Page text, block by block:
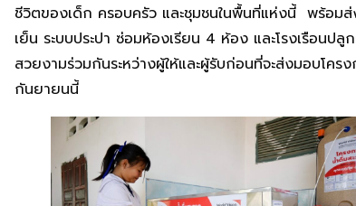
ชีวิตของเด็ก ครอบครัว และชุมชนในพื้นที่แห่งนี้ พร้อมส่
เย็น ระบบประปา ซ่อมห้องเรียน 4 ห้อง และโรงเรือน
สวยงามร่วมกันระหว่างผู้ให้และผู้รับก่อนที่จะส่งมอบโคร
กันยายนนี้